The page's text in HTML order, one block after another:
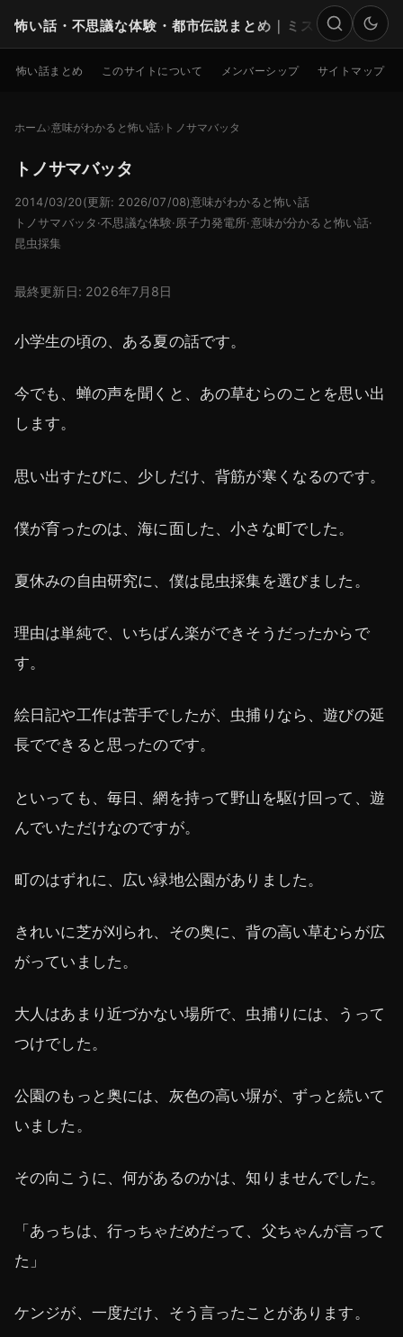
怖い話・不思議な体験・都市伝説まとめ｜ミステリー
検索
怖い話まとめ このサイトについて メンバーシップ サイトマップ
ホーム 意味がわかると怖い話 トノサマバッタ
トノサマバッタ
2014/03/20(更新: 2026/07/08)意味がわかると怖い話
トノサマバッタ ·不思議な体験·原子力発電所·意味が分かると怖い話·
昆虫採集
最終更新日: 2026年7月8日
小学生の頃の、ある夏の話です。
今でも、蝉の声を聞くと、あの草むらのことを思い出
します。
思い出すたびに、少しだけ、背筋が寒くなるのです。
僕が育ったのは、海に面した、小さな町でした。
夏休みの自由研究に、僕は昆虫採集を選びました。
理由は単純で、いちばん楽ができそうだったからで
す。
絵日記や工作は苦手でしたが、虫捕りなら、遊びの延
長でできると思ったのです。
といっても、毎日、網を持って野山を駆け回って、遊
んでいただけなのですが。
町のはずれに、広い緑地公園がありました。
きれいに芝が刈られ、その奥に、背の高い草むらが広
がっていました。
大人はあまり近づかない場所で、虫捕りには、うって
つけでした。
公園のもっと奥には、灰色の高い塀が、ずっと続いて
いました。
その向こうに、何があるのかは、知りませんでした。
「あっちは、行っちゃだめだって、父ちゃんが言って
た」
ケンジが、一度だけ、そう言ったことがあります。